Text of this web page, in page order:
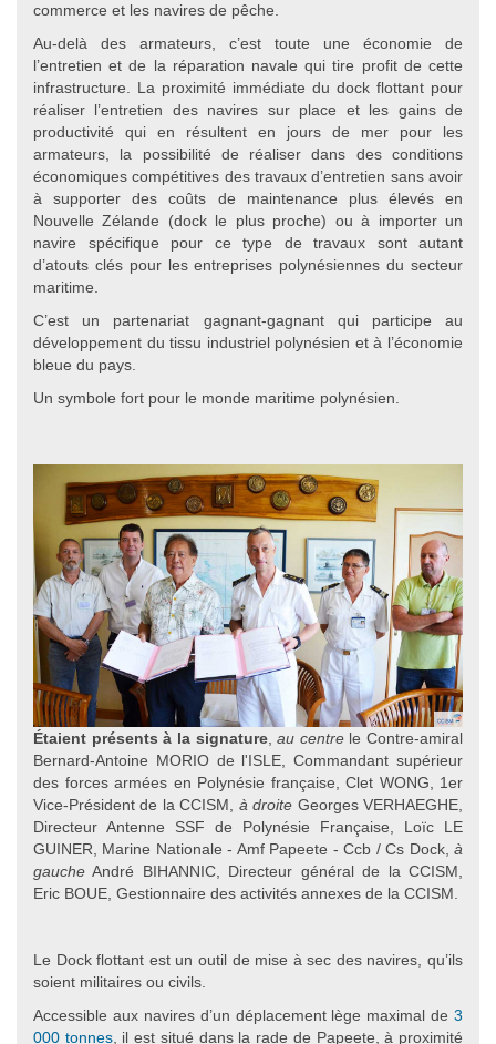
commerce et les navires de pêche.
Au-delà des armateurs, c’est toute une économie de
l’entretien et de la réparation navale qui tire profit de cette
infrastructure. La proximité immédiate du dock flottant pour
réaliser l’entretien des navires sur place et les gains de
productivité qui en résultent en jours de mer pour les
armateurs, la possibilité de réaliser dans des conditions
économiques compétitives des travaux d’entretien sans avoir
à supporter des coûts de maintenance plus élevés en
Nouvelle Zélande (dock le plus proche) ou à importer un
navire spécifique pour ce type de travaux sont autant
d’atouts clés pour les entreprises polynésiennes du secteur
maritime.
C’est un partenariat gagnant-gagnant qui participe au
développement du tissu industriel polynésien et à l’économie
bleue du pays.
Un symbole fort pour le monde maritime polynésien.
Étaient présents à la signature,au centrele Contre-amiral
Bernard-Antoine MORIO de l'ISLE, Commandant supérieur
des forces armées en Polynésie française, Clet WONG, 1er
Vice-Président de la CCISM, à droite Georges VERHAEGHE,
Directeur Antenne SSF de Polynésie Française, Loïc LE
GUINER, Marine Nationale - Amf Papeete - Ccb / Cs Dock, à
gauche André BIHANNIC, Directeur général de la CCISM,
Eric BOUE, Gestionnaire des activités annexes de la CCISM.
Le Dock flottant est un outil de mise à sec des navires, qu’ils
soient militaires ou civils.
Accessible aux navires d’un déplacement lège maximal de 3
000 tonnes, il est situé dans la rade de Papeete, à proximité